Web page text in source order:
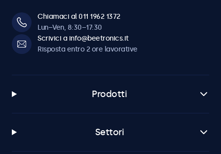
Chiamaci al 011 1962 1372
Lun–Ven, 8:30–17:30
Scrivici a info@beetronics.it
Risposta entro 2 ore lavorative
Prodotti
Settori